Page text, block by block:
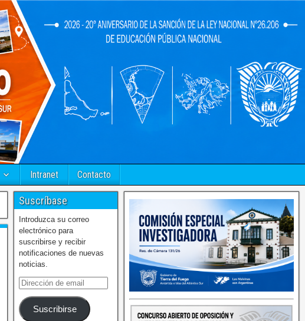
Intranet Contacto
Suscríbase
Introduzca su correo
electrónico para
suscribirse y recibir
notificaciones de nuevas
noticias.
Suscribirse